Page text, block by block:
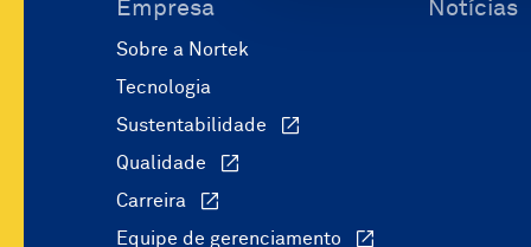
Empresa
Sobre a Nortek
Tecnologia
Sustentabilidade
Qualidade
Carreira
Equipe de gerenciamento
Notícias